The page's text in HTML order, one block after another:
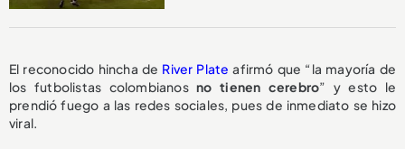
El reconocido hincha de River Plate afirmó que “la mayoría de
los futbolistas colombianosno tienen cerebro” y esto le
prendió fuego a las redes sociales, pues de inmediato se hizo
viral.